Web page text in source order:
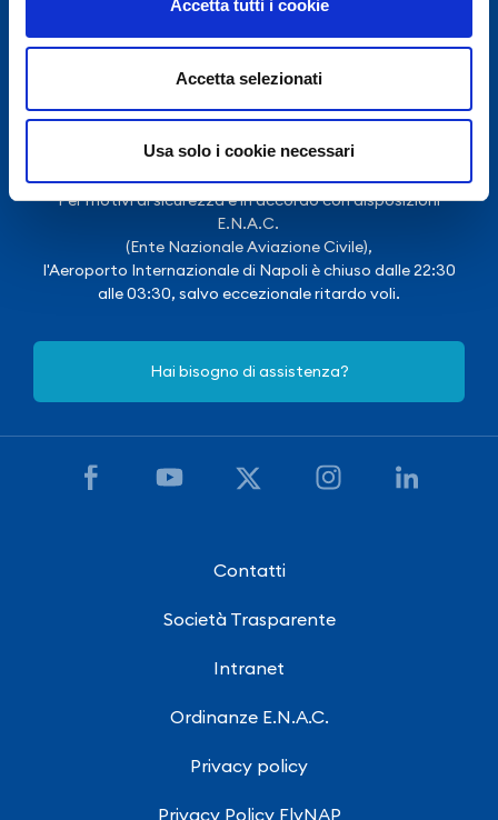
Accetta tutti i cookie
Accetta selezionati
Usa solo i cookie necessari
Per motivi di sicurezza e in accordo con disposizioni
E.N.A.C.
(Ente Nazionale Aviazione Civile),
l'Aeroporto Internazionale di Napoli è chiuso dalle 22:30
alle 03:30, salvo eccezionale ritardo voli.
Hai bisogno di assistenza?
Contatti
Società Trasparente
Intranet
Ordinanze E.N.A.C.
Privacy policy
Privacy Policy FlyNAP